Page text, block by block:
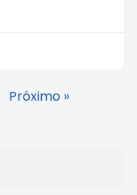
Próximo »